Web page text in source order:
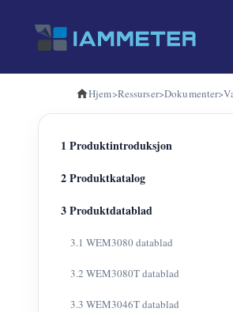
Hjem>Ressurser>Dokumenter>
1 Produktintroduksjon
2 Produktkatalog
3 Produktdatablad
3.1 WEM3080 datablad
3.2 WEM3080T datablad
3.3 WEM3046T datablad